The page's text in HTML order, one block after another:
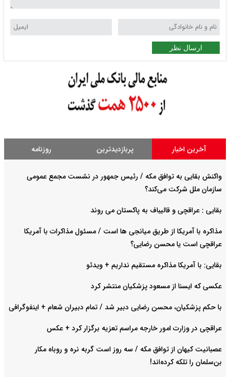
ارسال نظر
آخرین اخبار پربازدیدترین روزنامه
واکنش بقایی به توافق مکه / رئیس جمهور در نشست مجمع عمومی
سازمان ملل شرکت می‌کند؟
بقایی : عراقچی و قالیباف به پاکستان می روند
مذاکره با آمریکا از طریق میانجی ها است / مسئول مذاکرات با آمریکا
عراقچی است یا محسن رضایی؟
بقایی: با آمریکا مذاکره مستقیم نداریم + ویدئو
عکسی که ایسنا از مسعود پزشکیان منتشر کرد
با حکم پزشکیان، محسن رضایی دبیر شد / تمام دبیران شعام + اینفوگرافی
عراقچی در وزارت امور خارجه مراسم تعزیه برگزار کرد + عکس
عصبانیت کیهان از توافق مکه / سه روز است گربه نره و روباه مکار
بن‌سلمان را تلکه کرده‌اند!